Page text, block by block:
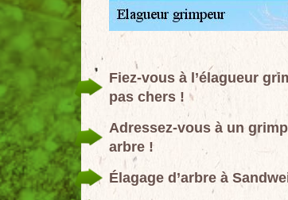
Fiez-vous à l’élagueur
pas chers !
Adressez-vous à un
arbre !
Élagage d’arbre à